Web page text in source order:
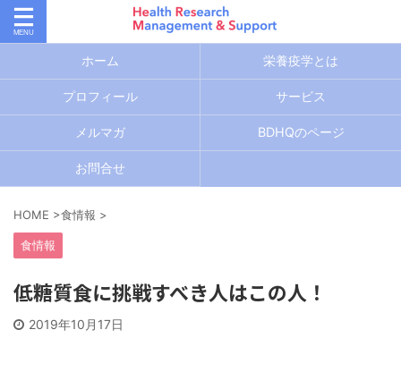
ホーム 栄養疫学とは
プロフィール サービス
メルマガ BDHQのページ
お問合せ
HOME >食情報 >
食情報
低糖質食に挑戦すべき人はこの人！
2019年10月17日